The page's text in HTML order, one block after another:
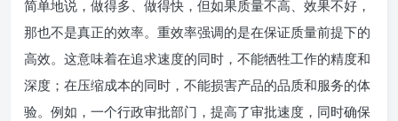
简单地说，做得多、做得快，但如果质量不高、效果不好，
那也不是真正的效率。重效率强调的是在保证质量前提下的
高效。这意味着在追求速度的同时，不能牺牲工作的精度和
深度；在压缩成本的同时，不能损害产品的品质和服务的体
验。例如，一个行政审批部门，提高了审批速度，同时确保